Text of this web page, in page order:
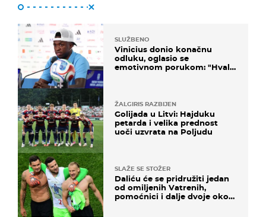
SLUŽBENO
Vinicius donio konačnu
odluku, oglasio se
emotivnom porukom: "Hvala
ŽALGIRIS RAZBIJEN
Golijada u Litvi: Hajduku
petarda i velika prednost
uoči uzvrata na Poljudu
SLAŽE SE STOŽER
Daliću će se pridružiti jedan
od omiljenih Vatrenih,
pomoćnici i dalje dvoje oko